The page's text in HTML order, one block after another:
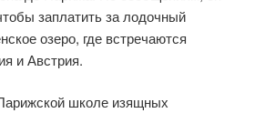
заплатить за лодочный
озеро, где встречаются
и Австрия.
школе изящных